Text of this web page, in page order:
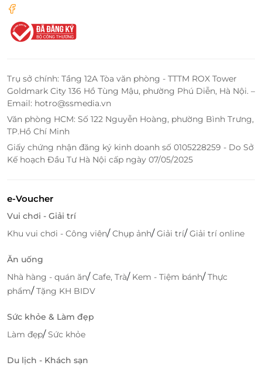
phô mai, bông cải xanh sốt gạch cua, sườn xào chua
ngọt...Với đội ngũ đầu bếp tài năng
món ăn sẽ mang lại cho bạn một trải nghiệm ẩm
Trụ sở chính: Tầng 12A Tòa văn phòng - TTTM ROX Tower
Goldmark City 136 Hồ Tùng Mậu, phường Phú Diễn, Hà Nội. –
Email: hotro@ssmedia.vn
Văn phòng HCM: Số 122 Nguyễn Hoàng, phường Bình Trưng,
TP.Hồ Chí Minh
Giấy chứng nhận đăng ký kinh doanh số 0105228259 - Do Sở
Kế hoạch Đầu Tư Hà Nội cấp ngày 07/05/2025
e-Voucher
Vui chơi - Giải trí
Khu vui chơi - Công viên/Chụp ảnh/Giải trí/Giải trí online
Ăn uống
Nhà hàng - quán ăn/Cafe, Trà/ Kem - Tiệm bánh/Thực
phẩm/Tặng KH BIDV
Sức khỏe & Làm đẹp
Làm đẹp/Sức khỏe
Du lịch - Khách sạn